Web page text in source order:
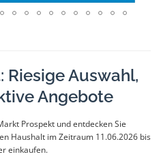
Riesige Auswahl,
Angebote
Prospekt und entdecken Sie
Haushalt im Zeitraum 11.06.2026 bis
einkaufen.